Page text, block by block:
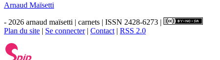
Arnaud Maïsetti
- 2026 arnaud maïsetti | carnets | ISSN 2428-6273 |
Plan du site | Se connecter| Contact | RSS 2.0